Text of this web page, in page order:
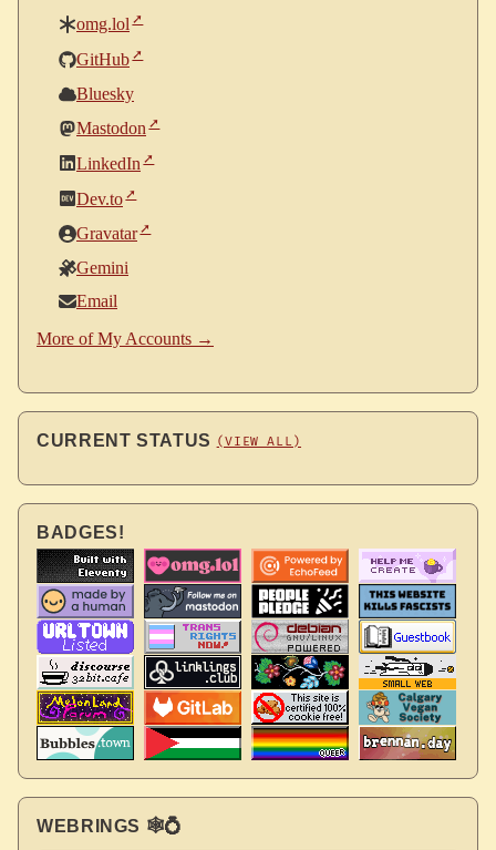
omg.lol
GitHub
Bluesky
Mastodon
LinkedIn
Dev.to
Gravatar
Gemini
Email
More of My Accounts →
CURRENT STATUS (VIEW ALL)
BADGES!
WEBRINGS 🕸💍